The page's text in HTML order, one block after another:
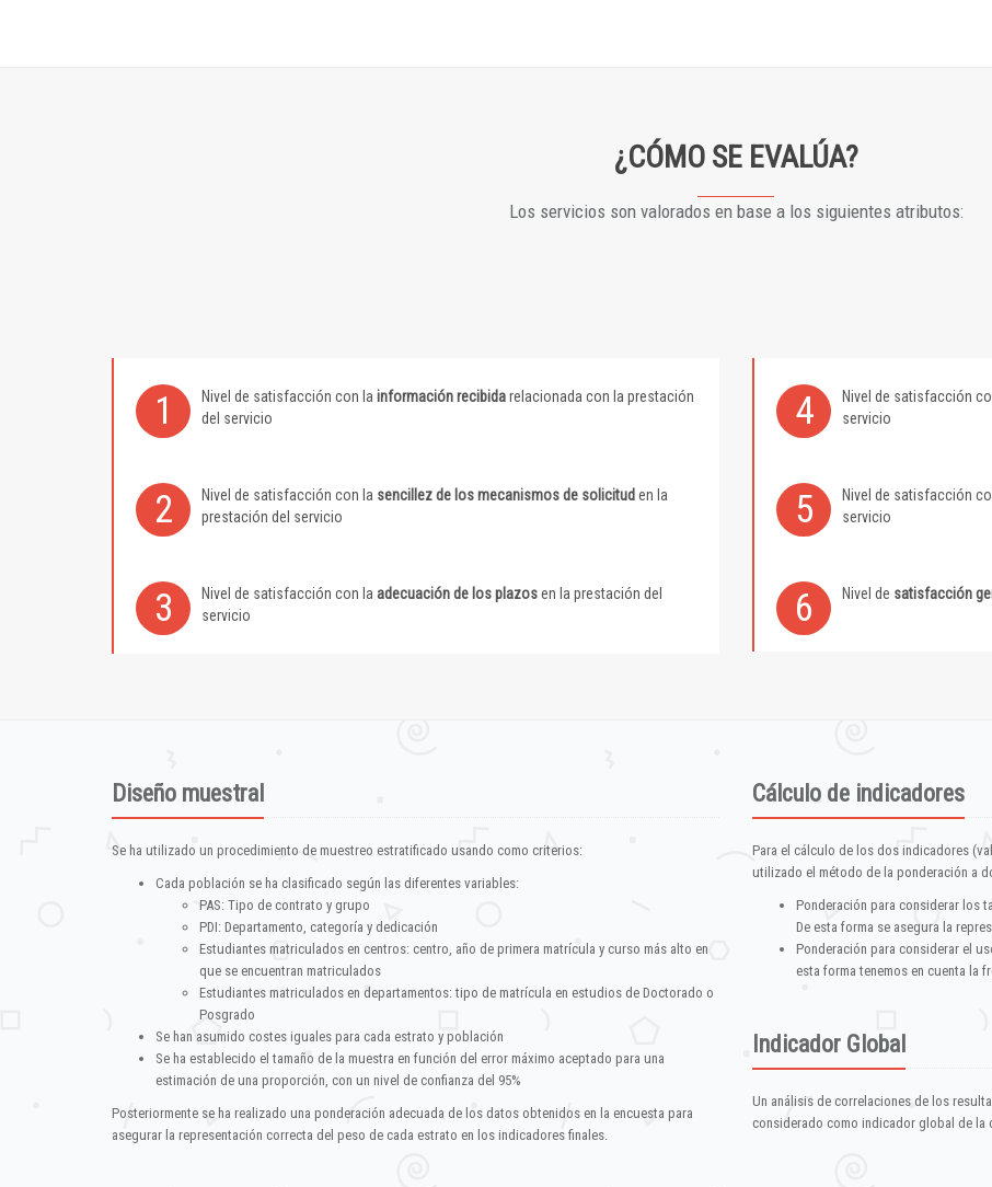
¿CÓMO SE EVALÚA?
Los servicios son valorados en base a los siguientes atributos:
1 Nivel de satisfacción con la información recibidarelacionada con la prestación
del servicio
4 Nivel de satisfacción
servicio
2 Nivel de satisfacción con la sencillez de los mecanismos de solicitud en la
prestación del servicio
5 Nivel de satisfacción
servicio
3 Nivel de satisfacción con la adecuación de los plazosen la prestación del
servicio
6 Nivel de satisfacción
Diseño muestral
Se ha utilizado un procedimiento de muestreo estratificado usando como criterios:
Cada población se ha clasificado según las diferentes variables:
PAS: Tipo de contrato y grupo
PDI: Departamento, categoría y dedicación
Estudiantes matriculados en centros: centro, año de primera matrícula y curso más alto en
que se encuentran matriculados
Estudiantes matriculados en departamentos: tipo de matrícula en estudios de Doctorado o
Posgrado
Se han asumido costes iguales para cada estrato y población
Se ha establecido el tamaño de la muestra en función del error máximo aceptado para una
estimación de una proporción, con un nivel de confianza del 95%
Posteriormente se ha realizado una ponderación adecuada de los datos obtenidos en la encuesta para
asegurar la representación correcta del peso de cada estrato en los indicadores finales.
Cálculo de indicadores
Para el cálculo de los dos indicadores
utilizado el método de la ponderación a
Ponderación para considerar los
De esta forma se asegura la
Ponderación para considerar el
esta forma tenemos en cuenta la
Indicador Global
Un análisis de correlaciones de los
considerado como indicador global de